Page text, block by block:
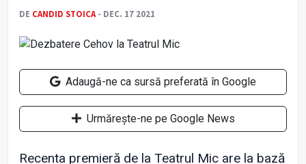
temporar
DE CANDID STOICA - DEC. 17 2021
Adaugă-ne ca sursă preferată în Google
Urmărește-ne pe Google News
Recenta premieră de la Teatrul Mic are la bază